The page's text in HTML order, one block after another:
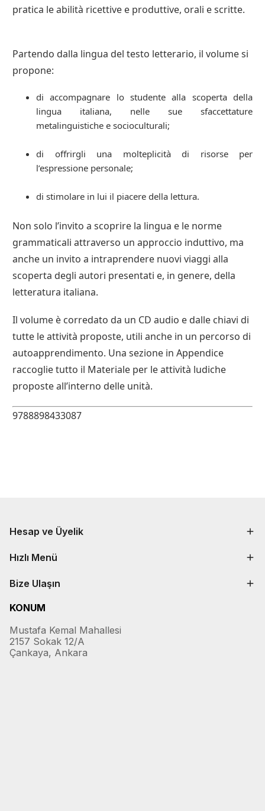
pratica le abilità ricettive e produttive, orali e scritte.
Partendo dalla lingua del testo letterario, il volume si
propone:
di accompagnare lo studente alla scoperta della
lingua italiana, nelle sue sfaccettature
metalinguistiche e socioculturali;
di offrirgli una molteplicità di risorse per
l’espressione personale;
di stimolare in lui il piacere della lettura.
Non solo l’invito a scoprire la lingua e le norme
grammaticali attraverso un approccio induttivo, ma
anche un invito a intraprendere nuovi viaggi alla
scoperta degli autori presentati e, in genere, della
letteratura italiana.
Il volume è corredato da un CD audio e dalle chiavi di
tutte le attività proposte, utili anche in un percorso di
autoapprendimento. Una sezione in Appendice
raccoglie tutto il Materiale per le attività ludiche
proposte all’interno delle unità.
9788898433087
Hesap ve Üyelik
Hızlı Menü
Bize Ulaşın
KONUM
Mustafa Kemal Mahallesi
2157 Sokak 12/A
Çankaya, Ankara